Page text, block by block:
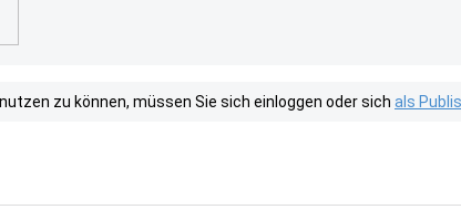
zu können, müssen Sie sich einloggen oder sich als